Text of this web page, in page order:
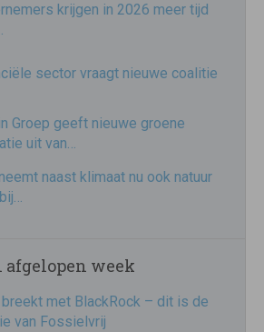
krijgen in 2026 meer tijd
sector vraagt nieuwe coalitie
Groep geeft nieuwe groene
uit van…
naast klimaat nu ook natuur
afgelopen week
breekt met BlackRock – dit is de
van Fossielvrij